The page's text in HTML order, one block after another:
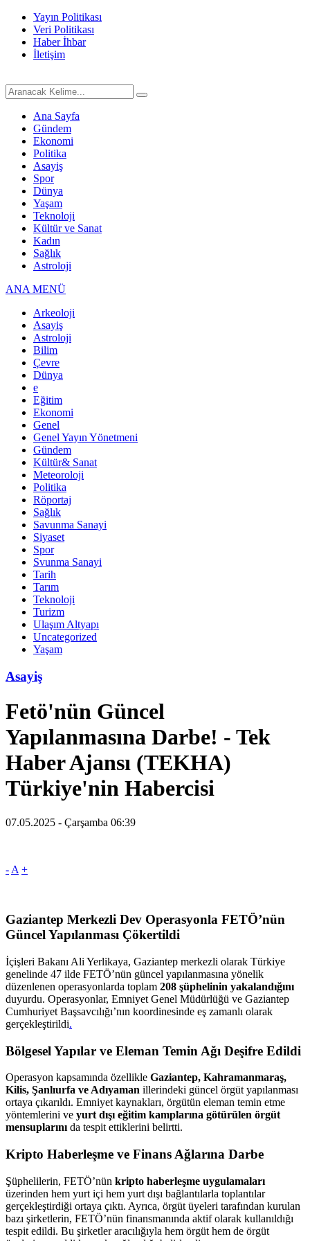
Yayın Politikası
Veri Politikası
Haber İhbar
İletişim
Ana Sayfa
Gündem
Ekonomi
Politika
Asayiş
Spor
Dünya
Yaşam
Teknoloji
Kültür ve Sanat
Kadın
Sağlık
Astroloji
ANA MENÜ
Arkeoloji
Asayiş
Astroloji
Bilim
Çevre
Dünya
e
Eğitim
Ekonomi
Genel
Genel Yayın Yönetmeni
Gündem
Kültür& Sanat
Meteoroloji
Politika
Röportaj
Sağlık
Savunma Sanayi
Siyaset
Spor
Svunma Sanayi
Tarih
Tarım
Teknoloji
Turizm
Ulaşım Altyapı
Uncategorized
Yaşam
Asayiş
Fetö'nün Güncel
Yapılanmasına Darbe! - Tek
Haber Ajansı (TEKHA)
Türkiye'nin Habercisi
07.05.2025 - Çarşamba 06:39
- A +
Gaziantep Merkezli Dev Operasyonla FETÖ’nün
Güncel Yapılanması Çökertildi
İçişleri Bakanı Ali Yerlikaya, Gaziantep merkezli olarak Türkiye
genelinde 47 ilde FETÖ’nün güncel yapılanmasına yönelik
düzenlenen operasyonlarda toplam 208 şüphelinin yakalandığını
duyurdu. Operasyonlar, Emniyet Genel Müdürlüğü ve Gaziantep
Cumhuriyet Başsavcılığı’nın koordinesinde eş zamanlı olarak
gerçekleştirildi.
Bölgesel Yapılar ve Eleman Temin Ağı Deşifre Edildi
Operasyon kapsamında özellikle Gaziantep, Kahramanmaraş,
Kilis, Şanlıurfa ve Adıyaman illerindeki güncel örgüt yapılanması
ortaya çıkarıldı. Emniyet kaynakları, örgütün eleman temin etme
yöntemlerini ve yurt dışı eğitim kamplarına götürülen örgüt
mensuplarınıda tespit ettiklerini belirtti.
Kripto Haberleşme ve Finans Ağlarına Darbe
Şüphelilerin, FETÖ’nün kripto haberleşme uygulamaları
üzerinden hem yurt içi hem yurt dışı bağlantılarla toplantılar
gerçekleştirdiği ortaya çıktı. Ayrıca, örgüt üyeleri tarafından kurulan
bazı şirketlerin, FETÖ’nün finansmanında aktif olarak kullanıldığı
tespit edildi. Bu şirketler aracılığıyla hem örgüt hem de örgüt